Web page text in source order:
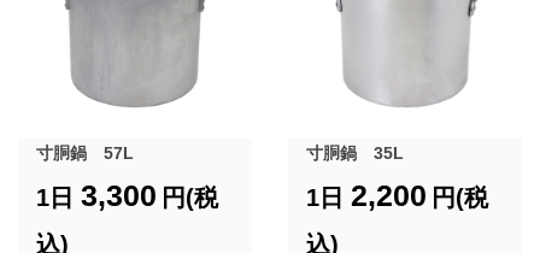
寸胴鍋 57L
1日 3,300 円(税
込)
寸胴鍋 35L
1日 2,200 円(税
込)